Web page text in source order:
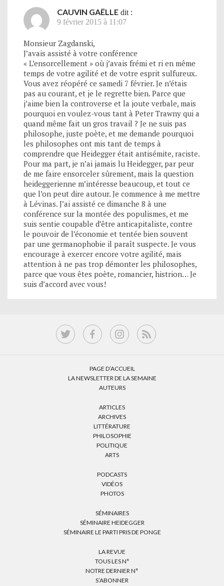
CAUVIN GAËLLE dit :
9 février 2015 à 11:07
Monsieur Zagdanski,
J’avais assisté à votre conférence
« L’ensorcellement » où j’avais frémi et ri en même
temps de votre agilité et de votre esprit sulfureux.
Vous avez réopéré ce samedi 7 février. Je n’étais
pas au courant, et je le regrette bien. Parce que
j’aime bien la controverse et la joute verbale, mais
pourquoi en voulez-vous tant à Peter Trawny qui a
quand même fait un gros travail ? Je ne suis pas
philosophe, juste poète, et me demande pourquoi
les philosophes ont mis tant de temps à
comprendre que Heidegger était antisémite, raciste.
Pour ma part, je n’ai jamais lu Heidegger, par peur
de me faire ensorceler sûrement, mais la question
heideggerienne m’intéresse beaucoup, et tout ce
que l’on peut dire autour. Je commence à me mettre
à Lévinas. J’ai assisté ce dimanche 8 à une
conférence sur la montée des populismes, et me
suis sentie coupable d’être anticapitaliste, contre
le pouvoir de l’économie et tentée bien souvent
par une germanophobie il paraît suspecte. Je vous
encourage à exercer encore votre agilité, mais
attention à ne pas trop démonter les philosophes,
parce que vous êtes poète, romancier, histrion… Je
suis d’accord avec vous!
PAGE D’ACCUEIL
LA NEWSLETTER DE LA SEMAINE
AUTEURS
ARTICLES
ARCHIVES
LITTÉRATURE
PHILOSOPHIE
POLITIQUE
ARTS
PODCASTS
VIDÉOS
PHOTOS
SÉMINAIRES
SÉMINAIRE HEIDEGGER
SÉMINAIRE LE PARTI PRIS DE PONGE
LA REVUE
TOUS LES N°
NOTRE DERNIER N°
S’ABONNER